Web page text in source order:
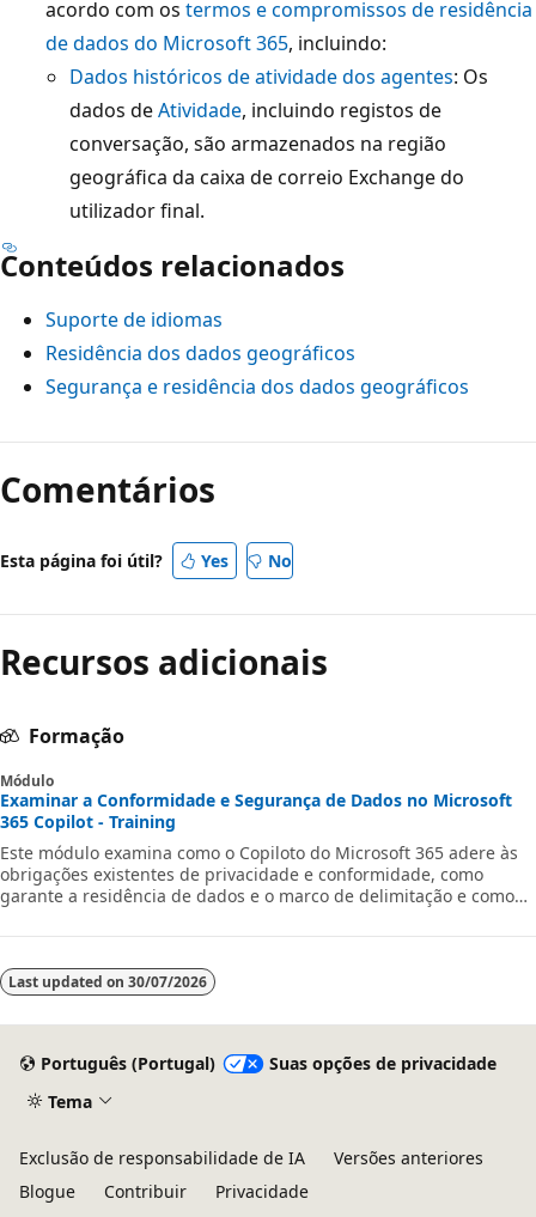
acordo com os termos e compromissos de residência
de dados do Microsoft 365, incluindo:
Dados históricos de atividade dos agentes: Os
dados deAtividade, incluindo registos de
conversação, são armazenados na região
geográfica da caixa de correio Exchange do
utilizador final.
Conteúdos relacionados
Suporte de idiomas
Residência dos dados geográficos
Segurança e residência dos dados geográficos
Comentários
Esta página foi útil? Yes No
Recursos adicionais
Formação
Módulo
Examinar a Conformidade e Segurança de Dados no Microsoft
365 Copilot - Training
Este módulo examina como o Copiloto do Microsoft 365 adere às
obrigações existentes de privacidade e conformidade, como
garante a residência de dados e o marco de delimitação e como
Last updated on 30/07/2026
Português (Portugal)
Suas opções de privacidade
Tema
Exclusão de responsabilidade de IA
Versões anteriores
Blogue
Contribuir
Privacidade